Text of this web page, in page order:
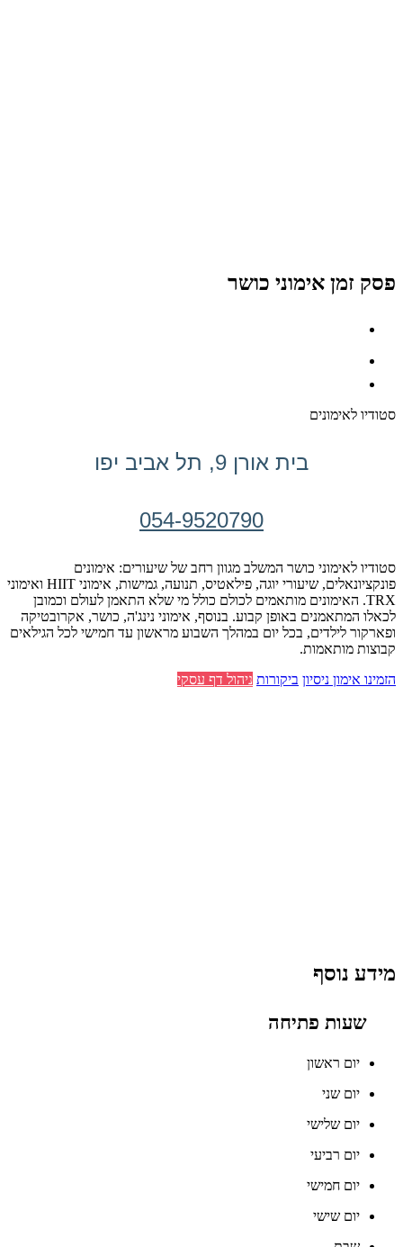
פסק זמן אימוני כושר
סטודיו לאימונים
בית אורן 9, תל אביב יפו
054-9520790
סטודיו לאימוני כושר המשלב מגוון רחב של שיעורים: אימונים
פונקציונאלים, שיעורי יוגה, פילאטיס, תנועה, גמישות, אימוני HIIT ואימוני
TRX. האימונים מותאמים לכולם כולל מי שלא התאמן לעולם וכמובן
לכאלו המתאמנים באופן קבוע. בנוסף, אימוני נינג'ה, כושר, אקרובטיקה
ופארקור לילדים, בכל יום במהלך השבוע מראשון עד חמישי לכל הגילאים
קבוצות מותאמות.
הזמינו אימון ניסיון ביקורות ניהול דף עסקי
מידע נוסף
שעות פתיחה
יום ראשון
יום שני
יום שלישי
יום רביעי
יום חמישי
יום שישי